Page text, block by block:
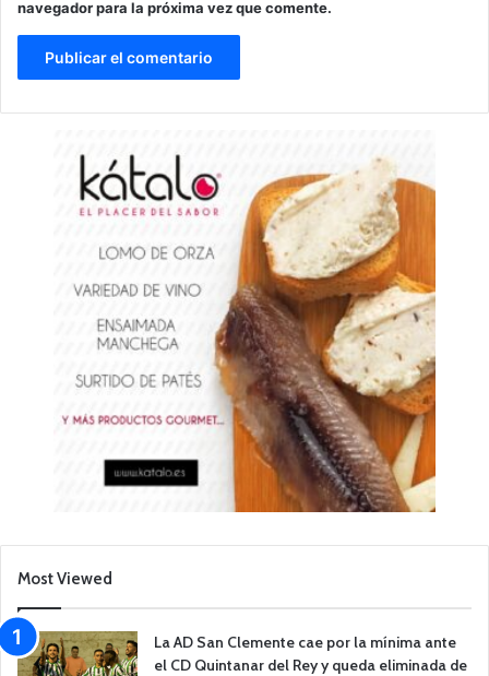
navegador para la próxima vez que comente.
Most Viewed
La AD San Clemente cae por la mínima ante
el CD Quintanar del Rey y queda eliminada de